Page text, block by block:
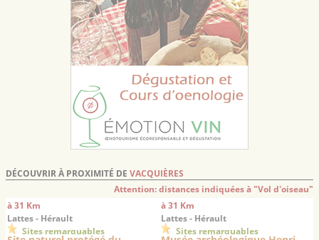
DÉCOUVRIR À PROXIMITÉ DE VACQUIÈRES
Attention: distances indiquées à "Vol d'oiseau"
à 31 Km
Lattes - Hérault
Sites remarquables
à 31 Km
Lattes - Hérault
Sites remarquables